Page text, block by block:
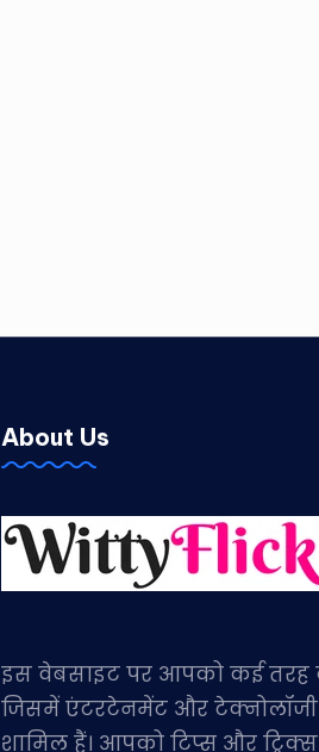
About Us
इस वेबसाइट पर आपको कई तरह
जिसमें एंटरटेनमेंट और
शामिल हैं। आपको टिप्स और